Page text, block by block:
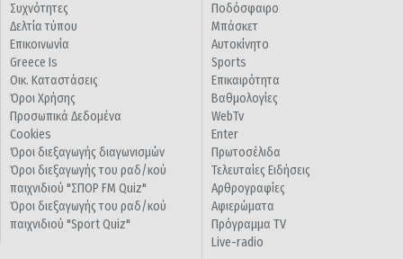
Συχνότητες
Δελτία τύπου
Επικοινωνία
Greece Is
Οικ. Καταστάσεις
Όροι Χρήσης
Προσωπικά Δεδομένα
Cookies
Όροι διεξαγωγής διαγωνισμών
Όροι διεξαγωγής του ραδ/κού
παιχνιδιού "ΣΠΟΡ FM Quiz"
Όροι διεξαγωγής του ραδ/κού
παιχνιδιού "Sport Quiz"
Ποδόσφαιρο
Μπάσκετ
Αυτοκίνητο
Sports
Επικαιρότητα
Βαθμολογίες
WebTv
Enter
Πρωτοσέλιδα
Τελευταίες Ειδήσεις
Αρθρογραφίες
Αφιερώματα
Πρόγραμμα TV
Live-radio